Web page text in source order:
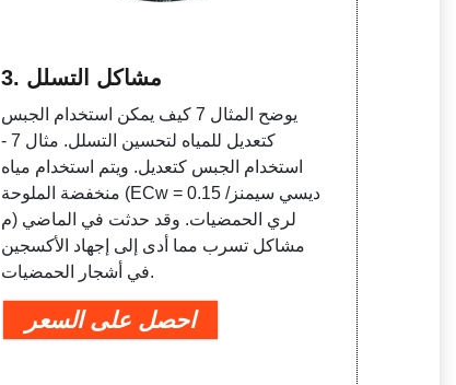
3. مشاكل التسلل
يوضح المثال 7 كيف يمكن استخدام الجبس
كتعديل للمياه لتحسين التسلل. مثال 7 -
استخدام الجبس كتعديل. ويتم استخدام مياه
منخفضة الملوحة (ECw = 0.15 ديسي سيمنز/
م) لري الحمضيات. وقد حدثت في الماضي
مشاكل تسرب مما أدى إلى إجهاد الأكسجين
في أشجار الحمضيات.
احصل على السعر